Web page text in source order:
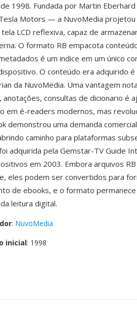
1998. Fundada por Martin
Motors — a NuvoMedia
LCD reflexiva, capaz de
O formato RB empacota
é um indice em um único
O conteúdo era adquirido
da NuvoMedia. Uma vantagem
anotações, consultas de dicionario
em é-readers modernos, mas
demonstrou uma demanda
caminho para plataformas
adquirida pela Gemstar-TV Guide
em 2003. Embora arquivos
eles podem ser convertidos para
de ebooks, e o formato
leitura digital.
: NuvoMedia
inicial: 1998